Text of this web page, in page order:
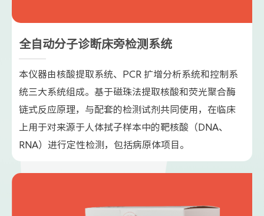
全自动分子诊断床旁检测系统
本仪器由核酸提取系统、PCR 扩增分析系统和控制系
统三大系统组成。基于磁珠法提取核酸和荧光聚合酶
链式反应原理，与配套的检测试剂共同使用，在临床
上用于对来源于人体拭子样本中的靶核酸（DNA、
RNA）进行定性检测，包括病原体项目。